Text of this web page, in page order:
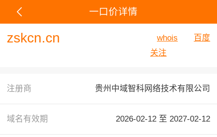
一口价详情
zskcn.cn whois
百度
关注
注册商 贵州中域智科网络技术有限公司
域名有效期 2026-02-12 至 2027-02-12